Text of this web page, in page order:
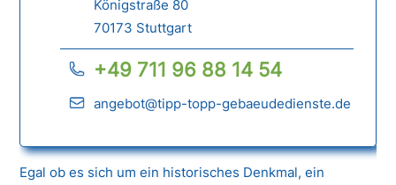
Königstraße 80
70173 Stuttgart
+49 711 96 88 14 54
angebot@tipp-topp-gebaeudedienste.de
Egal ob es sich um ein historisches Denkmal, ein